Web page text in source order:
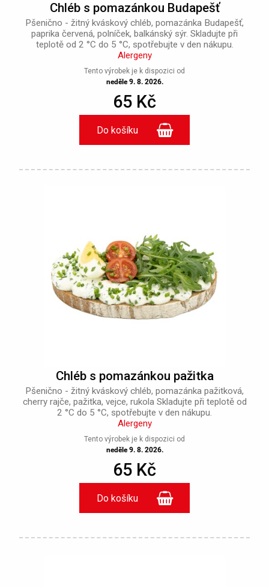
Chléb s pomazánkou Budapešť
Pšenično - žitný kváskový chléb, pomazánka Budapešť,
paprika červená, polníček, balkánský sýr. Skladujte při
teplotě od 2 °C do 5 °C, spotřebujte v den nákupu.
Alergeny
Tento výrobek je k dispozici od
neděle 9. 8. 2026.
65 Kč
Chléb s pomazánkou pažitka
Pšenično - žitný kváskový chléb, pomazánka pažitková,
cherry rajče, pažitka, vejce, rukola Skladujte při teplotě od
2 °C do 5 °C, spotřebujte v den nákupu.
Alergeny
Tento výrobek je k dispozici od
neděle 9. 8. 2026.
65 Kč